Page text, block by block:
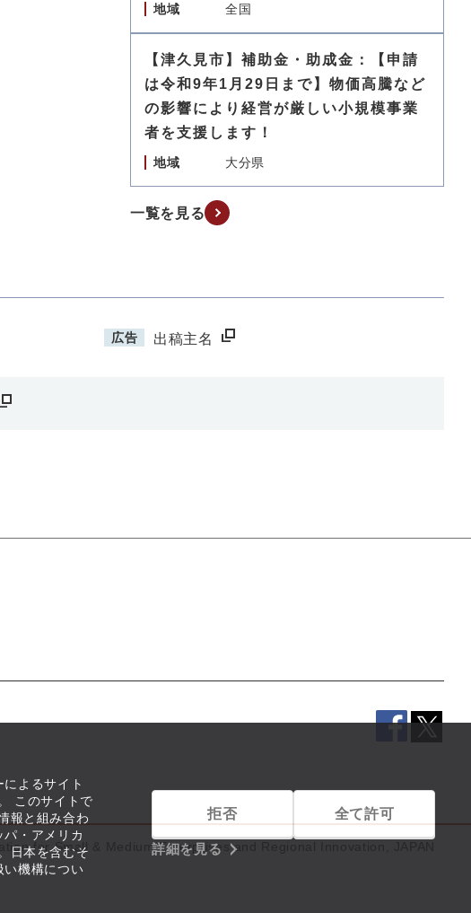
よるサイト
このサイトで
報と組み合わ
・アメリカ
日本を含むそ
い機構につい
拒否 全て許可
詳細を見る
地域 全国
【津久見市】補助金・助成金：【申請
は令和9年1月29日まで】物価高騰など
の影響により経営が厳しい小規模事業
者を支援します！
地域 大分県
一覧を見る
広告 出稿主名
for Small & Medium Enterprises and Regional Innovation, JAPAN